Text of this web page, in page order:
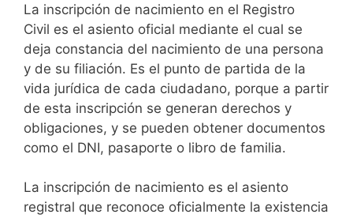
La inscripción de nacimiento en el Registro
Civil es el asiento oficial mediante el cual se
deja constancia del nacimiento de una persona
y de su filiación. Es el punto de partida de la
vida jurídica de cada ciudadano, porque a partir
de esta inscripción se generan derechos y
obligaciones, y se pueden obtener documentos
como el DNI, pasaporte o libro de familia.
La inscripción de nacimiento es el asiento
registral que reconoce oficialmente la existencia